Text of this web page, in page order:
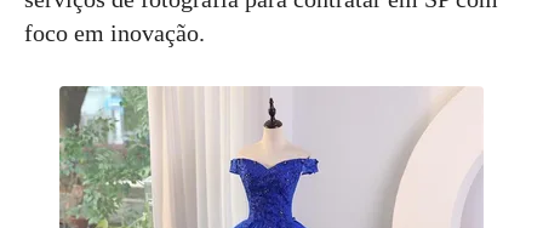
foco em inovação.